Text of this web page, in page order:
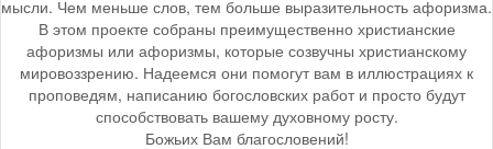
мысли. Чем меньше слов, тем больше выразительность афоризма.
В этом проекте собраны преимущественно христианские
афоризмы или афоризмы, которые созвучны христианскому
мировоззрению. Надеемся они помогут вам в иллюстрациях к
проповедям, написанию богословских работ и просто будут
способствовать вашему духовному росту.
Божьих Вам благословений!